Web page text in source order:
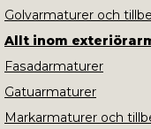
Golvarmaturer och
Allt inom
Fasadarmaturer
Gatuarmaturer
Markarmaturer och